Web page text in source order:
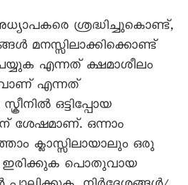
ശ്രദ്ധിച്ചുകൊണ്ട്,
മനസ്സിലാക്കിക്കൊണ്ട്
എന്നത് ക്ഷമാശീലം
എന്നത്
ഒട്ടിപ്പോയ
ശേഷമാണ്. ഒന്നാം
ക്ലാസ്സിലായാലും ഒരു
ഇരിക്കുക പൊതുവായ